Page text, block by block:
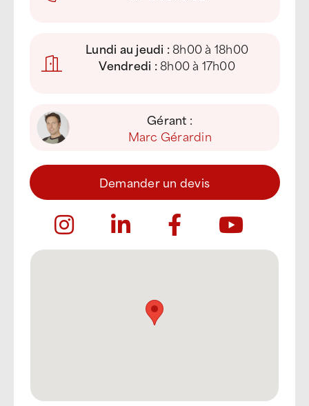
Lundi au jeudi :8h00 à 18h00
Vendredi :8h00 à 17h00
Gérant :
Marc Gérardin
Demander un devis